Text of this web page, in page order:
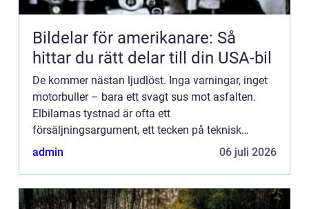
Bildelar för amerikanare: Så
hittar du rätt delar till din USA-bil
De kommer nästan ljudlöst. Inga varningar, inget
motorbuller – bara ett svagt sus mot asfalten.
Elbilarnas tystnad är ofta ett
försäljningsargument, ett tecken på teknisk
förfining och komfort. Men under ytan...
admin 06 juli 2026